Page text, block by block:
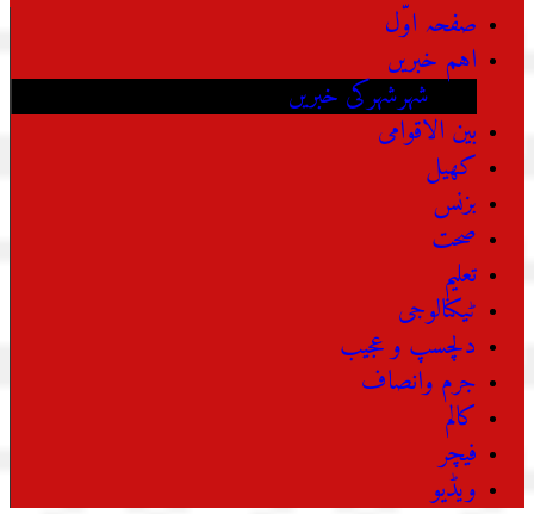
صفحہ اوّل
اہم خبریں
شہرشہرکی خبریں
بین الاقوامی
کھیل
بزنس
صحت
تعلیم
ٹیکنالوجی
دلچسپ و عجیب
جرم وانصاف
کالم
فیچر
ویڈیو